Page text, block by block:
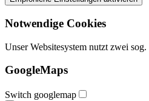
Notwendige Cookies
Unser Websitesystem nutzt zwei
GoogleMaps
Switch googlemap